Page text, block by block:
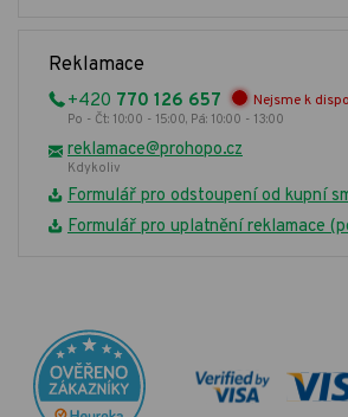
Reklamace
+420 770 126 657 Nejsme k
Po - Čt: 10:00 - 15:00, Pá: 10:00 - 13:00
reklamace@prohopo.cz
Kdykoliv
Formulář pro odstoupení od kupní
Formulář pro uplatnění reklamace